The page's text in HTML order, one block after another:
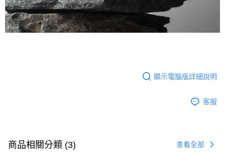
顯示電腦版詳細說明
客服
商品相關分類 (3) 查看全部